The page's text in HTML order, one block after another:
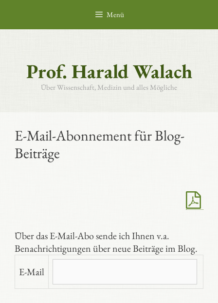
springen
Menü
Prof. Harald Walach
Über Wissenschaft, Medizin und alles Mögliche
E-Mail-Abonnement für Blog-
Beiträge
Über das E-Mail-Abo sende ich Ihnen v.a.
Benachrichtigungen über neue Beiträge im Blog.
E-Mail